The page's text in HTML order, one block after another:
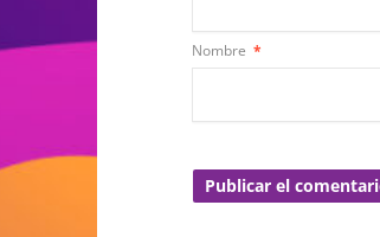
Nombre *